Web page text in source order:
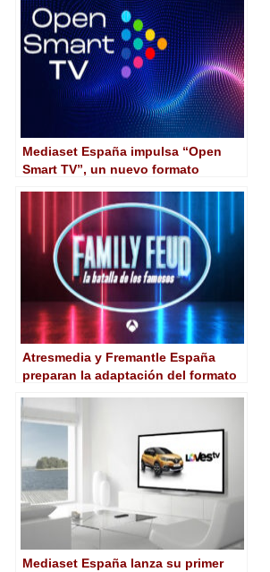
Mediaset España impulsa “Open
Smart TV”, un nuevo formato
conectadas
Atresmedia y Fremantle España
preparan la adaptación del formato
Mediaset España lanza su primer